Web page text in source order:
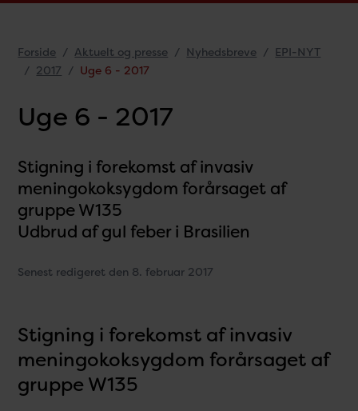
Forside Aktuelt og presse Nyhedsbreve
EPI-NYT
2017
Uge 6 - 2017
Uge 6 - 2017
Stigning i forekomst af invasiv
meningokoksygdom forårsaget af
gruppe W135
Udbrud af gul feber i Brasilien
Senest redigeret den 8. februar 2017
Stigning i forekomst af invasiv
meningokoksygdom forårsaget af
gruppe W135